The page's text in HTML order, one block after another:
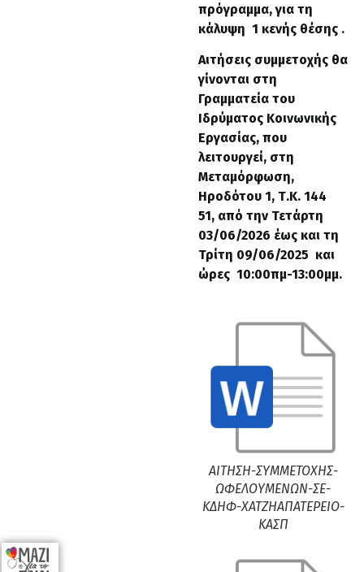
πρόγραμμα, για τη
κάλυψη 1 κενής θέσης .
Αιτήσεις συμμετοχής θα
γίνονται στη
Γραμματεία του
Ιδρύματος Κοινωνικής
Εργασίας, που
λειτουργεί, στη
Μεταμόρφωση,
Ηροδότου 1, Τ.Κ. 144
51, από την Τετάρτη
03/06/2026 έως και τη
Τρίτη 09/06/2025 και
ώρες 10:00πμ-13:00μμ.
ΑΙΤΗΣΗ-ΣΥΜΜΕΤΟΧΗΣ-
ΩΦΕΛΟΥΜΕΝΩΝ-ΣΕ-
ΚΔΗΦ-ΧΑΤΖΗΑΠΑΤΕΡΕΙΟ-
ΚΑΣΠ